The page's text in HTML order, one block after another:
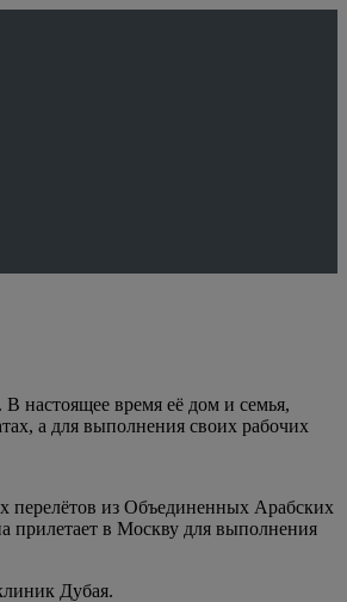
настоящее время её дом и семья,
а для выполнения своих рабочих
перелётов из Объединенных Арабских
прилетает в Москву для выполнения
Дубая.